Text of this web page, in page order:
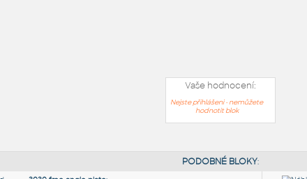
Vaše hodnocení:
Nejste přihlášeni - nemůžete
hodnotit blok